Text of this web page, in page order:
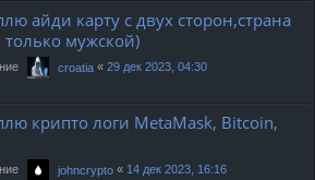
айди карту с двух сторон,страна
только мужской)
croatia « 29 дек 2023, 04:30
крипто логи MetaMask, Bitcoin,
johncrypto « 14 дек 2023, 16:16